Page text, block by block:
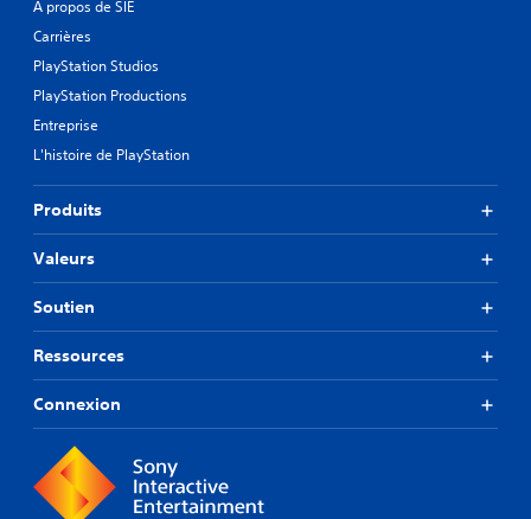
À propos de SIE
Carrières
PlayStation Studios
PlayStation Productions
Entreprise
L'histoire de PlayStation
Produits
Valeurs
Soutien
Ressources
Connexion